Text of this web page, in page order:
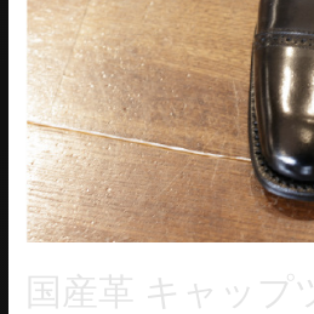
国産革 キャップ